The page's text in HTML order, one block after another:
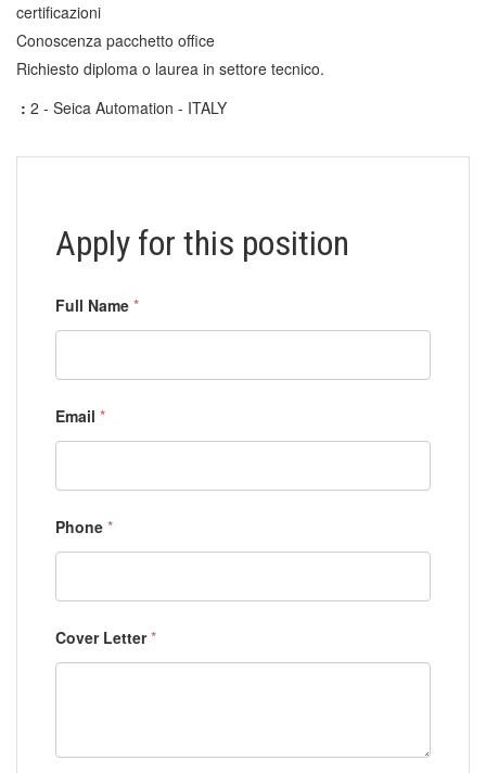
certificazioni
Conoscenza pacchetto office
Richiesto diploma o laurea in settore tecnico.
: 2 - Seica Automation - ITALY
Apply for this position
Full Name *
Email *
Phone *
Cover Letter*